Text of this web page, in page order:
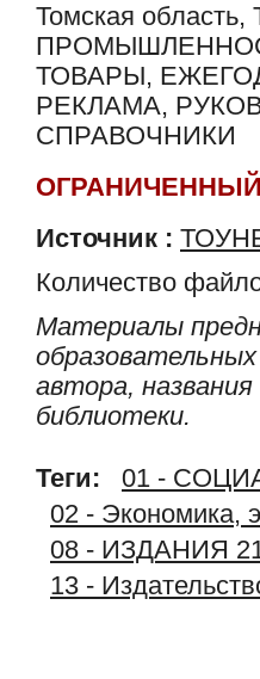
Томская
ТОВАРЫ,
РЕКЛАМА,
СПРАВОЧНИКИ
Источник :
Количество
Материалы
автора,
библиотеки.
Теги:
01 -
02 - Экономика,
08 - ИЗДАНИЯ
13 -